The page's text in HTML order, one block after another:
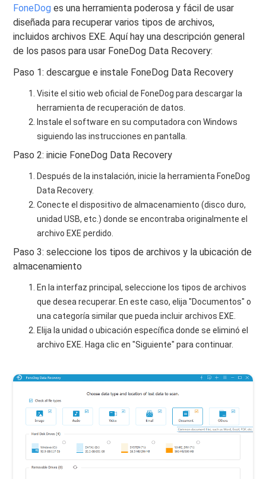
FoneDog es una herramienta poderosa y fácil de usar
diseñada para recuperar varios tipos de archivos,
incluidos archivos EXE. Aquí hay una descripción general
de los pasos para usar FoneDog Data Recovery:
Paso 1: descargue e instale FoneDog Data Recovery
Visite el sitio web oficial de FoneDog para descargar la
herramienta de recuperación de datos.
Instale el software en su computadora con Windows
siguiendo las instrucciones en pantalla.
Paso 2: inicie FoneDog Data Recovery
Después de la instalación, inicie la herramienta FoneDog
Data Recovery.
Conecte el dispositivo de almacenamiento (disco duro,
unidad USB, etc.) donde se encontraba originalmente el
archivo EXE perdido.
Paso 3: seleccione los tipos de archivos y la ubicación de
almacenamiento
En la interfaz principal, seleccione los tipos de archivos
que desea recuperar. En este caso, elija "Documentos" o
una categoría similar que pueda incluir archivos EXE.
Elija la unidad o ubicación específica donde se eliminó el
archivo EXE. Haga clic en "Siguiente" para continuar.